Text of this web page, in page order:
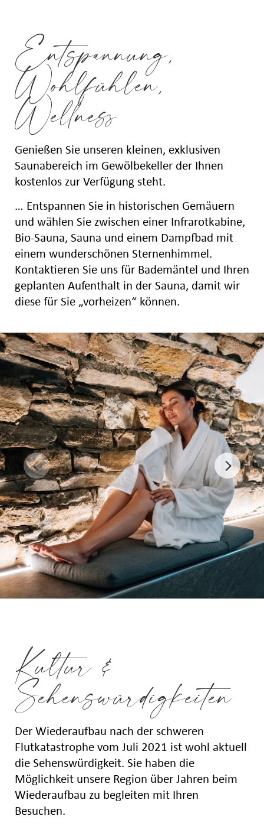
Entspannung,
Wohlfühlen,
Wellness
Genießen Sie unseren kleinen, exklusiven
Saunabereich im Gewölbekeller der Ihnen
kostenlos zur Verfügung steht.
… Entspannen Sie in historischen Gemäuern
und wählen Sie zwischen einer Infrarotkabine,
Bio-Sauna, Sauna und einem Dampfbad mit
einem wunderschönen Sternenhimmel.
Kontaktieren Sie uns für Bademäntel und Ihren
geplanten Aufenthalt in der Sauna, damit wir
diese für Sie „vorheizen“ können.
Kultur &
Sehenswürdigkeiten
Der Wiederaufbau nach der schweren
Flutkatastrophe vom Juli 2021 ist wohl aktuell
die Sehenswürdigkeit. Sie haben die
Möglichkeit unsere Region über Jahren beim
Wiederaufbau zu begleiten mit Ihren
Besuchen.